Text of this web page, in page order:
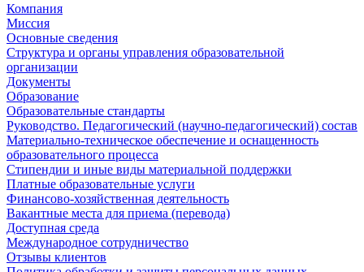
Компания
Миссия
Основные сведения
Структура и органы управления образовательной
организации
Документы
Образование
Образовательные стандарты
Руководство. Педагогический (научно-педагогический) состав
Материально-техническое обеспечение и оснащенность
образовательного процесса
Стипендии и иные виды материальной поддержки
Платные образовательные услуги
Финансово-хозяйственная деятельность
Вакантные места для приема (перевода)
Доступная среда
Международное сотрудничество
Отзывы клиентов